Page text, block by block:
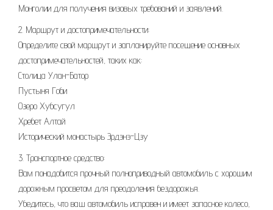
Монголии для получения визовых требований и заявлений.
2. Маршрут и достопримечательности:
Определите свой маршрут и запланируйте посещение основных
достопримечательностей, таких как:
Столица Улан-Батор
Пустыня Гоби
Озеро Хубсугул
Хребет Алтай
Исторический монастырь Эрдэнэ-Цзу
3. Транспортное средство:
Вам понадобится прочный полноприводный автомобиль с хорошим
дорожным просветом для преодоления бездорожья.
Убедитесь, что ваш автомобиль исправен и имеет запасное колесо,